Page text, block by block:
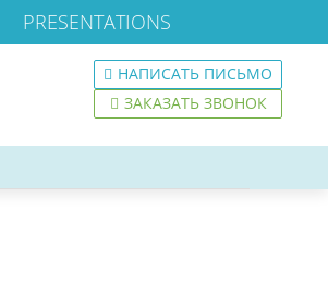
PRESENTATIONS
НАПИСАТЬ ПИСЬМО
ЗАКАЗАТЬ ЗВОНОК